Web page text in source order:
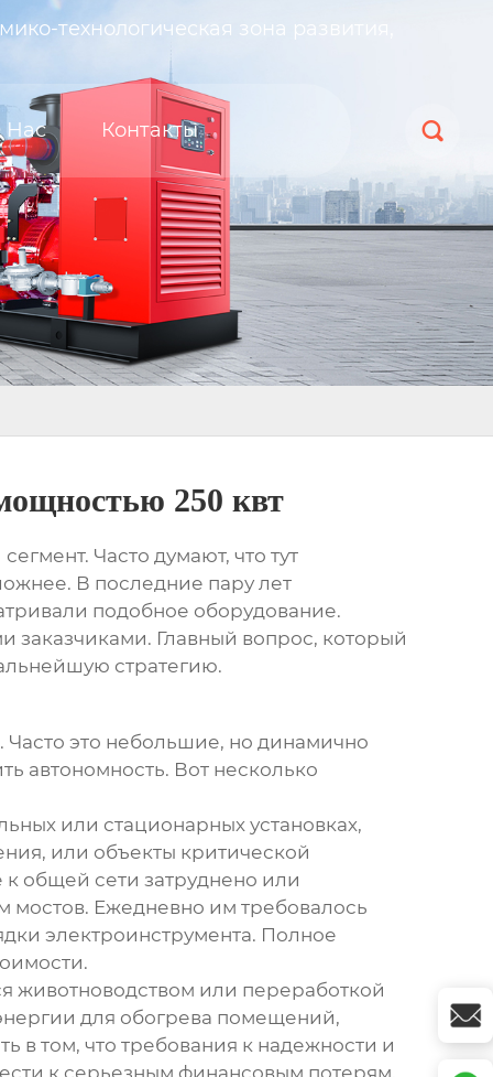
технологическая зона развития,
Нас Контакты 
250 квт
Часто думают, что тут
В последние пару лет
подобное оборудование.
Главный вопрос, который
стратегию.
Часто это небольшие, но динамично
автономность. Вот несколько
или стационарных установках,
или объекты критической
общей сети затруднено или
Ежедневно им требовалось
электроинструмента. Полное
животноводством или переработкой
для обогрева помещений,
в том, что требования к надежности и